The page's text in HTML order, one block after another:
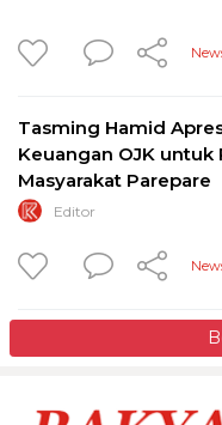
Tasming Hamid
Keuangan OJK untuk
Masyarakat Parepare
Editor